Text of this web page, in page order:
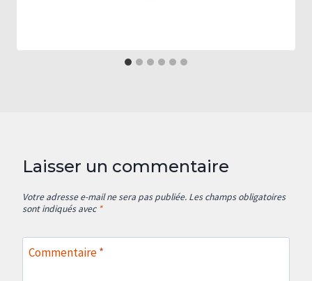
Laisser un commentaire
Votre adresse e-mail ne sera pas publiée. Les champs obligatoires
sont indiqués avec *
Commentaire*